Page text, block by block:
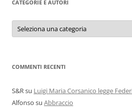
CATEGORIE E AUTORI
Categorie
autori
COMMENTI RECENTI
S&Rsu Luigi Maria Corsanico legge
Alfonso su Abbraccio